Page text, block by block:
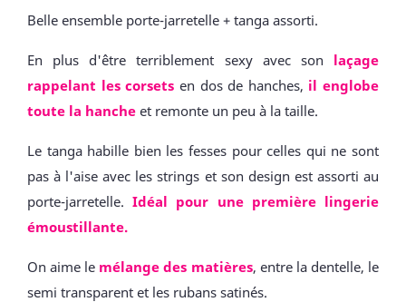
Belle ensemble porte-jarretelle + tanga assorti.
En plus d'être terriblement sexy avec son laçage
rappelant les corsets en dos de hanches, il englobe
toute la hanche et remonte un peu à la taille.
Le tanga habille bien les fesses pour celles qui ne sont
pas à l'aise avec les strings et son design est assorti au
porte-jarretelle.Idéal pour une première lingerie
émoustillante.
On aime le mélange des matières, entre la dentelle, le
semi transparent et les rubans satinés.